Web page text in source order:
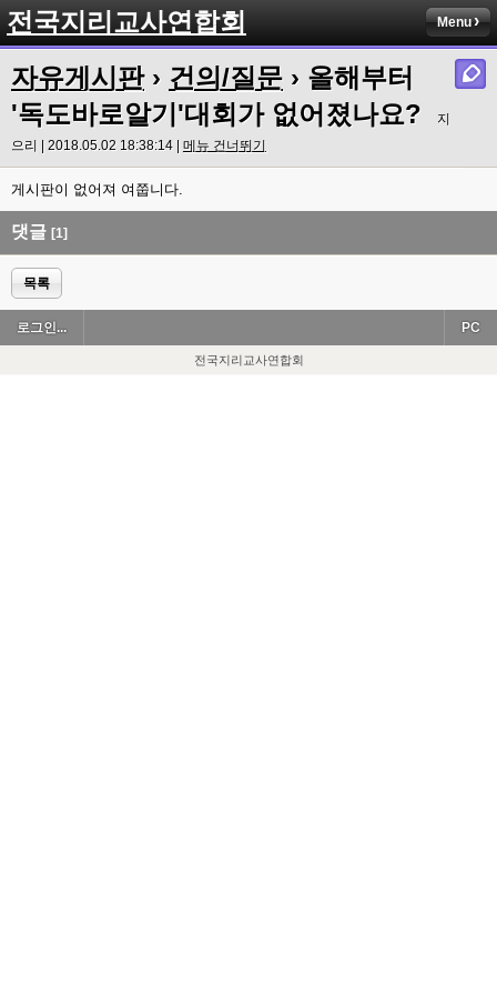
전국지리교사연합회 Menu
자유게시판› 건의/질문 › 올해부터
'독도바로알기'대회가 없어졌나요?
지
으리 | 2018.05.02 18:38:14 | 메뉴 건너뛰기
게시판이 없어져 여쭙니다.
댓글 [1]
목록
로그인... PC
전국지리교사연합회